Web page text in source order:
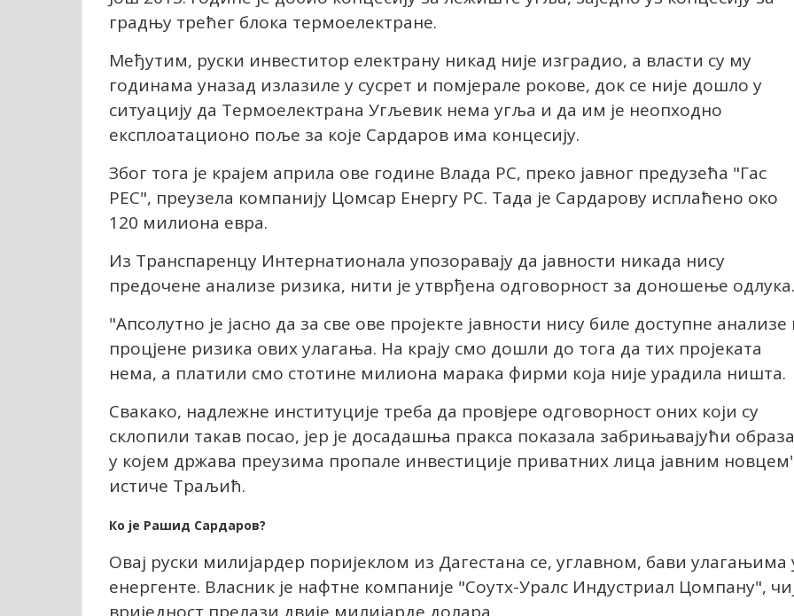
градњу трећег блока термоелектране.
Међутим, руски инвеститор електрану никад није изградио, а власти су му
годинама уназад излазиле у сусрет и помјерале рокове, док се није дошло у
ситуацију да Термоелектрана Угљевик нема угља и да им је неопходно
експлоатационо поље за које Сардаров има концесију.
Због тога је крајем априла ове године Влада РС, преко јавног предузећа "Гас
РЕС", преузела компанију Цомсар Енергy РС. Тада је Сардарову исплаћено око
120 милиона евра.
Из Транспаренцy Интернатионала упозоравају да јавности никада нису
предочене анализе ризика, нити је утврђена одговорност за доношење одлука.
"Апсолутно је јасно да за све ове пројекте јавности нису биле доступне анализе
процјене ризика ових улагања. На крају смо дошли до тога да тих пројеката
нема, а платили смо стотине милиона марака фирми која није урадила ништа.
Свакако, надлежне институције треба да провјере одговорност оних који су
склопили такав посао, јер је досадашња пракса показала забрињавајући
у којем држава преузима пропале инвестиције приватних лица јавним
истиче Траљић.
Ко је Рашид Сардаров?
Овај руски милијардер поријеклом из Дагестана се, углавном, бави улагањима
енергенте. Власник је нафтне компаније "Соутх-Уралс Индустриал Цомпанy",